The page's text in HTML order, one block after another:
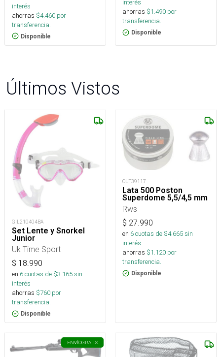
interés
ahorras $4.460 por
transferencia.
Disponible
interés
ahorras $1.490 por
transferencia.
Disponible
Últimos Vistos
GIL210404BA
Set Lente y Snorkel
Junior
Uk Time Sport
$ 18.990
en 6cuotas de $3.165sin
interés
ahorras $760 por
transferencia.
Disponible
OUT39117
Lata 500 Poston
Superdome 5,5/4,5 mm
Rws
$ 27.990
en 6cuotas de $4.665sin
interés
ahorras $1.120 por
transferencia.
Disponible
ENVÍOGRATIS